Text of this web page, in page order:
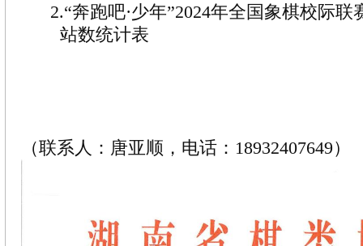
2.“奔跑吧·少年”2024年全国象棋校际联
站数统计表
（联系人：唐亚顺，电话：18932407649）